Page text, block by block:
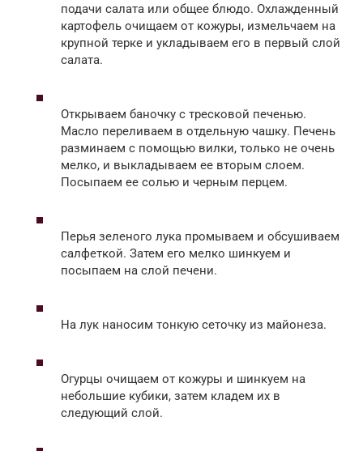
подачи салата или общее блюдо. Охлажденный
картофель очищаем от кожуры, измельчаем на
крупной терке и укладываем его в первый слой
салата.
Открываем баночку с тресковой печенью.
Масло переливаем в отдельную чашку. Печень
разминаем с помощью вилки, только не очень
мелко, и выкладываем ее вторым слоем.
Посыпаем ее солью и черным перцем.
Перья зеленого лука промываем и обсушиваем
салфеткой. Затем его мелко шинкуем и
посыпаем на слой печени.
На лук наносим тонкую сеточку из майонеза.
Огурцы очищаем от кожуры и шинкуем на
небольшие кубики, затем кладем их в
следующий слой.